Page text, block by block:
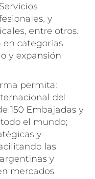
y
entre otros.
en categorías
y expansión
permita:
del
150 Embajadas y
el mundo;
y
las
y
mercados